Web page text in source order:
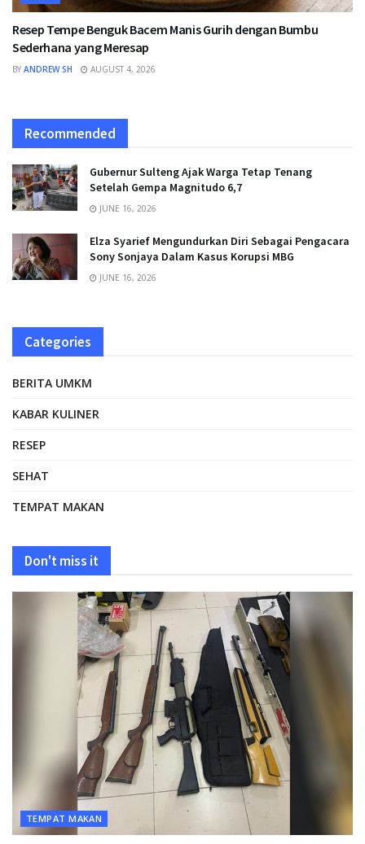
Resep Tempe Benguk Bacem Manis Gurih dengan Bumbu
Sederhana yang Meresap
BY ANDREW SH AUGUST 4, 2026
Recommended
Gubernur Sulteng Ajak Warga Tetap Tenang
Setelah Gempa Magnitudo 6,7
JUNE 16, 2026
Elza Syarief Mengundurkan Diri Sebagai Pengacara
Sony Sonjaya Dalam Kasus Korupsi MBG
JUNE 16, 2026
Categories
BERITA UMKM
KABAR KULINER
RESEP
SEHAT
TEMPAT MAKAN
Don't miss it
TEMPAT MAKAN